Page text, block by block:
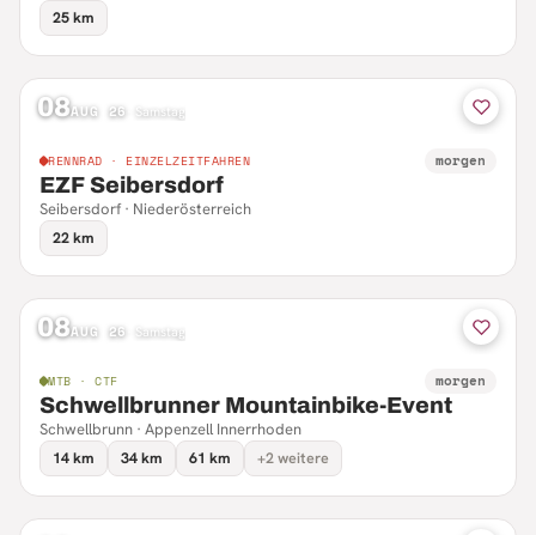
25 km
08AUG 26 Samstag
RENNRAD · EINZELZEITFAHREN morgen
EZF Seibersdorf
Seibersdorf · Niederösterreich
22 km
08AUG 26 Samstag
MTB · CTF morgen
Schwellbrunner Mountainbike-Event
Schwellbrunn · Appenzell Innerrhoden
14 km
34 km 61 km +2 weitere